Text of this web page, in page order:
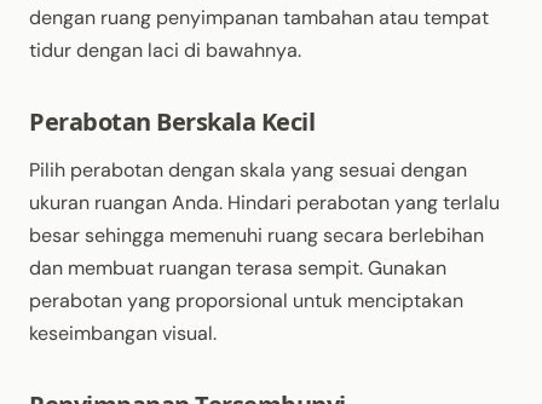
dengan ruang penyimpanan tambahan atau tempat
tidur dengan laci di bawahnya.
Perabotan Berskala Kecil
Pilih perabotan dengan skala yang sesuai dengan
ukuran ruangan Anda. Hindari perabotan yang terlalu
besar sehingga memenuhi ruang secara berlebihan
dan membuat ruangan terasa sempit. Gunakan
perabotan yang proporsional untuk menciptakan
keseimbangan visual.